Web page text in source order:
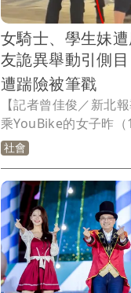
女騎士、學生妹
友詭異舉動引側
遭踹險被筆戳
【記者曾佳俊／新北
乘YouBike的女子昨（
經板橋區縣民大道一
似遭一名街友尾隨騷擾
上前幫忙制止，沒想
怒，發狂怒踹其中一
勢攻擊，導致李男擦
獲報到場後，被害人
維法將街友帶回，後
送醫強制就醫。
社會